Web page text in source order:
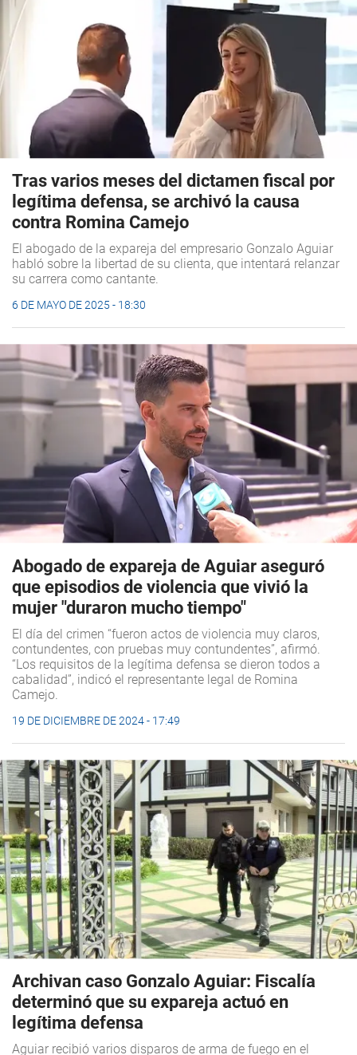
Tras varios meses del dictamen fiscal por
legítima defensa, se archivó la causa
contra Romina Camejo
El abogado de la expareja del empresario Gonzalo Aguiar
habló sobre la libertad de su clienta, que intentará relanzar
su carrera como cantante.
6 DE MAYO DE 2025 - 18:30
Abogado de expareja de Aguiar aseguró
que episodios de violencia que vivió la
mujer "duraron mucho tiempo"
El día del crimen “fueron actos de violencia muy claros,
contundentes, con pruebas muy contundentes”, afirmó.
“Los requisitos de la legítima defensa se dieron todos a
cabalidad”, indicó el representante legal de Romina
Camejo.
19 DE DICIEMBRE DE 2024 - 17:49
Archivan caso Gonzalo Aguiar: Fiscalía
determinó que su expareja actuó en
legítima defensa
Aguiar recibió varios disparos de arma de fuego en el